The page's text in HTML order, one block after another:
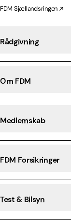
FDM Sjællandsringen
Rådgivning
Om FDM
Medlemskab
FDM Forsikringer
Test & Bilsyn